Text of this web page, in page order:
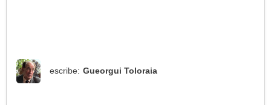
escribe: Gueorgui Toloraia